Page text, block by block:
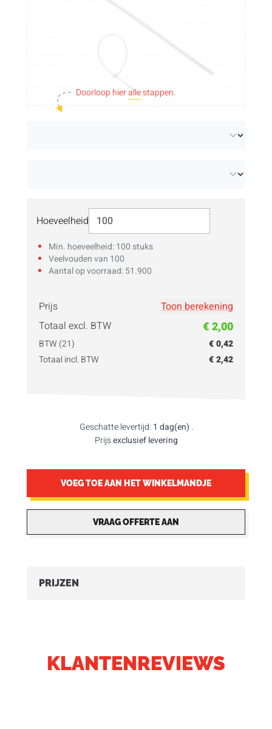
Hoeveelheid Selecteer Hoeveelheid
Min. hoeveelheid: 100 stuks
Veelvouden van 100
Aantal op voorraad: 51.900
Doorloop hierallestappen.
hoeveelheidin!
Prijs
Toon berekening
Totaal excl. BTW
€ 2,00
BTW (21)
€ 0,42
Totaal incl. BTW
€ 2,42
Geschatte levertijd: 1 dag(en) .
Prijsexclusief levering
VOEG TOE AAN HET WINKELMANDJE
VRAAG OFFERTE AAN
PRIJZEN
KLANTENREVIEWS